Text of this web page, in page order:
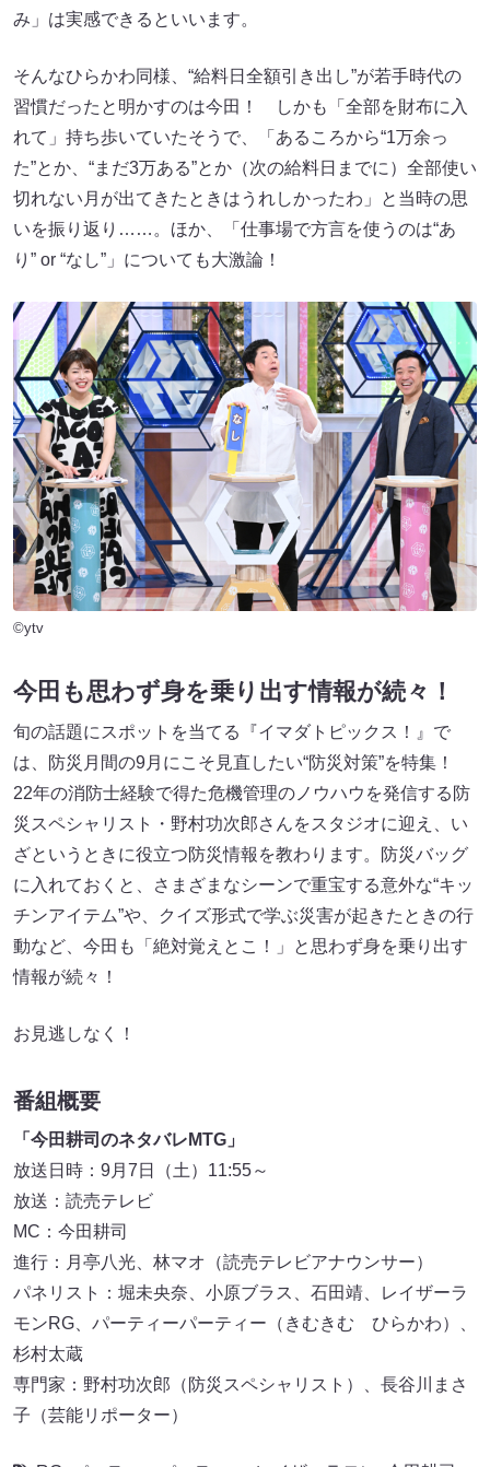
み」は実感できるといいます。
そんなひらかわ同様、“給料日全額引き出し”が若手時代の
習慣だったと明かすのは今田！ しかも「全部を財布に入
れて」持ち歩いていたそうで、「あるころから“1万余っ
た”とか、“まだ3万ある”とか（次の給料日までに）全部使い
切れない月が出てきたときはうれしかったわ」と当時の思
いを振り返り……。ほか、「仕事場で方言を使うのは“あ
り” or “なし”」についても大激論！
©ytv
今田も思わず身を乗り出す情報が続々！
旬の話題にスポットを当てる『イマダトピックス！』で
は、防災月間の9月にこそ見直したい“防災対策”を特集！
22年の消防士経験で得た危機管理のノウハウを発信する防
災スペシャリスト・野村功次郎さんをスタジオに迎え、い
ざというときに役立つ防災情報を教わります。防災バッグ
に入れておくと、さまざまなシーンで重宝する意外な“キッ
チンアイテム”や、クイズ形式で学ぶ災害が起きたときの行
動など、今田も「絶対覚えとこ！」と思わず身を乗り出す
情報が続々！
お見逃しなく！
番組概要
「今田耕司のネタバレMTG」
放送日時：9月7日（土）11:55～
放送：読売テレビ
MC：今田耕司
進行：月亭八光、林マオ（読売テレビアナウンサー）
パネリスト：堀未央奈、小原ブラス、石田靖、レイザーラ
モンRG、パーティーパーティー（きむきむ ひらかわ）、
杉村太蔵
専門家：野村功次郎（防災スペシャリスト）、長谷川まさ
子（芸能リポーター）